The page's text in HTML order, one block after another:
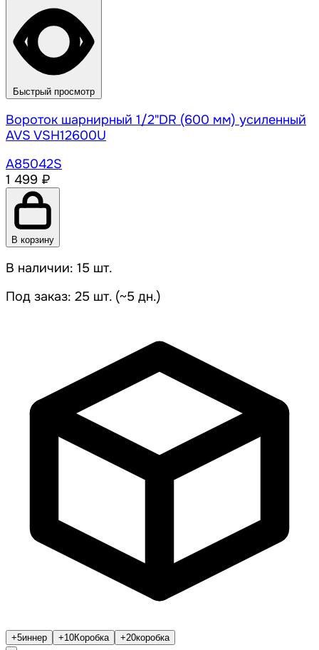
Быстрый просмотр
Вороток шарнирный 1/2"DR (600 мм) усиленный
AVS VSH12600U
A85042S
1 499 ₽
В корзину
В наличии: 15 шт.
Под заказ: 25 шт. (~5 дн.)
+5иннер +10Коробка +20коробка